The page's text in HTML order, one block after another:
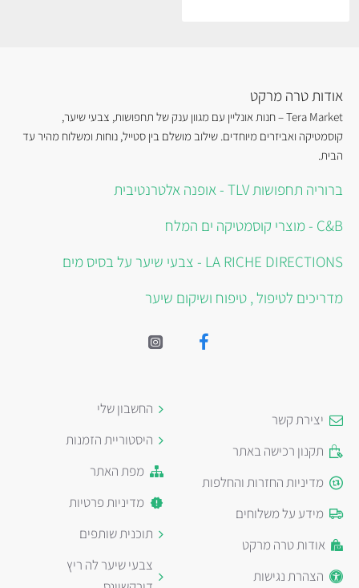
אודות טרה מרקט
Tera Market – חנות אונליין עם מגוון ענק של תחפושות, צבעי שיער,
קוסמטיקה ואביזרים מיוחדים. שילוב מושלם בין סטייל, נוחות ומשלוח מהיר עד
הבית.
ברוריה תחפושות TLV - אופנה אלטרנטיבית
C&B - מוצרי קוסמטיקה ים המלח
LA RICHE DIRECTIONS - צבעי שיער על בסיס מים
מדריכים לטיפול , טיפוח ושיקום שיער
יצירת קשר
תקנון רכישה באתר
מדיניות החזרות והחלפות
מידע על משלוחים
אודות טרה מרקט
הצהרת נגישות
החשבון שלי
היסטוריית הזמנות
מפת האתר
מדיניות פרטיות
תוכנית שותפים
צבעי שיער לה ריץ